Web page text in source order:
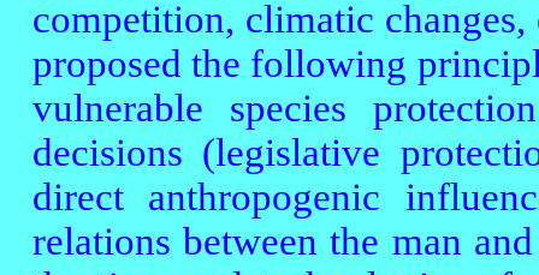
competition, climatic
proposed the following
vulnerable species
decisions (legislative
direct anthropogenic
relations between the man